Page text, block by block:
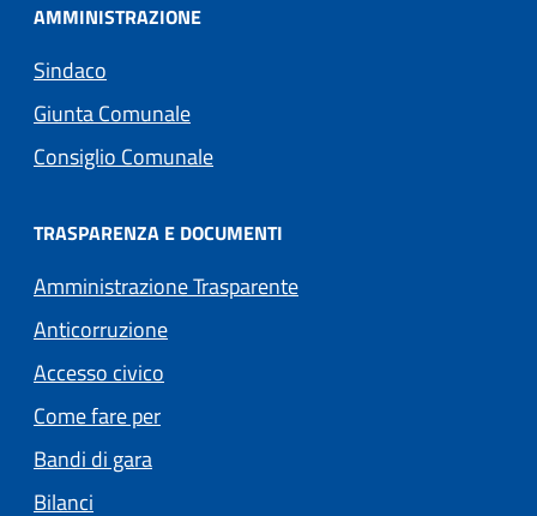
AMMINISTRAZIONE
Sindaco
Giunta Comunale
Consiglio Comunale
TRASPARENZA E DOCUMENTI
Amministrazione Trasparente
Anticorruzione
Accesso civico
Come fare per
Bandi di gara
Bilanci